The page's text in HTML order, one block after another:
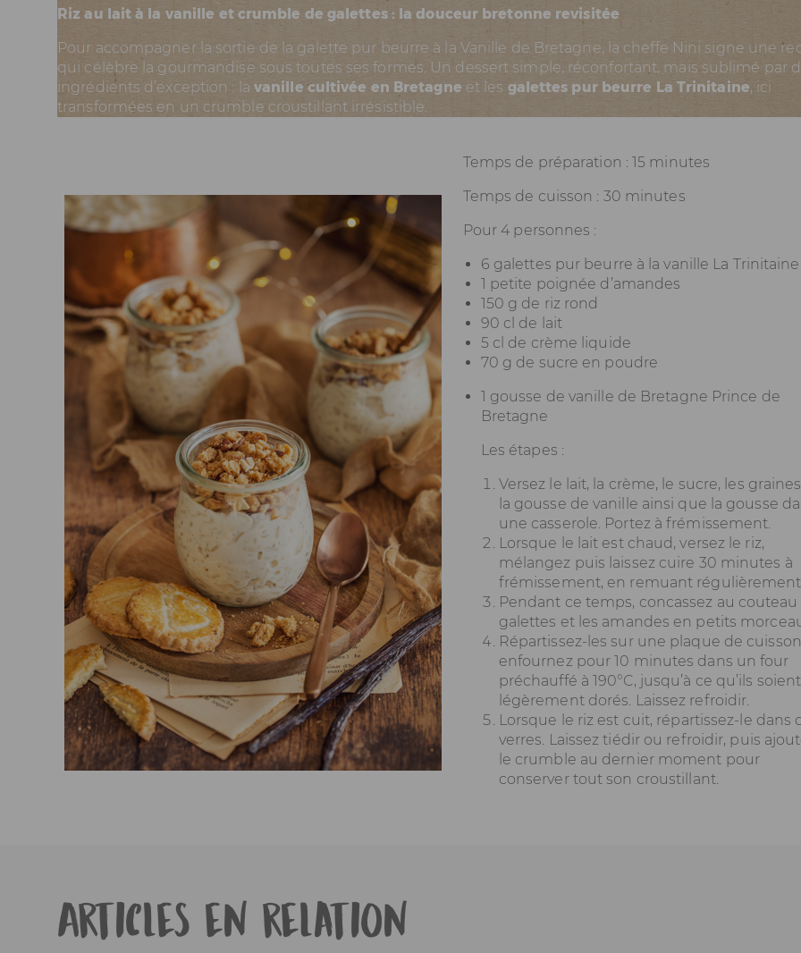
Riz au lait à la vanille et crumble de galettes : la douceur bretonne revisitée
Pour accompagner la sortie de la galette pur beurre à la Vanille de Bretagne, la cheffe Nini signe une
qui célèbre la gourmandise sous toutes ses formes. Un dessert simple, réconfortant, mais sublimé par
ingrédients d’exception : la vanille cultivée en Bretagne et les galettes pur beurre La Trinitaine, ici
transformées en un crumble croustillant irrésistible.
Temps de préparation : 15 minutes
Temps de cuisson : 30 minutes
Pour 4 personnes :
6 galettes pur beurre à la vanille La Trinitaine
1 petite poignée d’amandes
150 g de riz rond
90 cl de lait
5 cl de crème liquide
70 g de sucre en poudre
1 gousse de vanille de Bretagne Prince de
Bretagne
Les étapes :
Versez le lait, la crème, le sucre, les
la gousse de vanille ainsi que la gousse
une casserole. Portez à frémissement.
Lorsque le lait est chaud, versez le riz,
mélangez puis laissez cuire 30 minutes à
frémissement, en remuant régulièrement.
Pendant ce temps, concassez au couteau
galettes et les amandes en petits
Répartissez-les sur une plaque de
enfournez pour 10 minutes dans un four
préchauffé à 190°C, jusqu’à ce qu’ils soient
légèrement dorés. Laissez refroidir.
Lorsque le riz est cuit, répartissez-le dans
verres. Laissez tiédir ou refroidir, puis
le crumble au dernier moment pour
conserver tout son croustillant.
Articles en relation